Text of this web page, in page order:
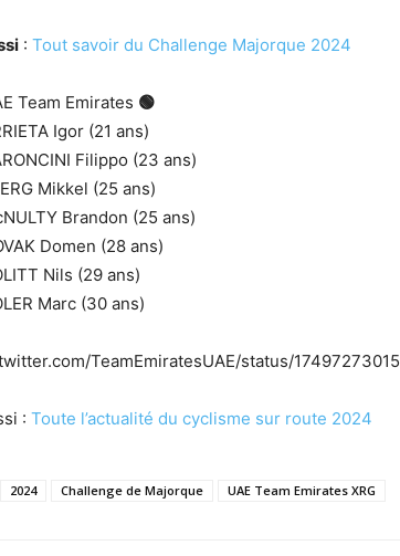
: Tout savoir du Challenge Majorque 2024
Team Emirates 🟢
Igor (21 ans)
Filippo (23 ans)
Mikkel (25 ans)
Brandon (25 ans)
Domen (28 ans)
Nils (29 ans)
Marc (30 ans)
TeamEmiratesUAE/status/
: Toute l’actualité du cyclisme sur route 2024
2024 Challenge de Majorque UAE Team Emirates XRG